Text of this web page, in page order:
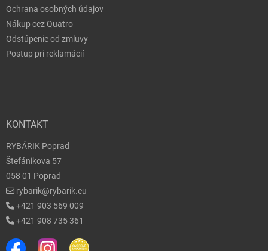
Ochrana osobných údajov
Nákup cez Quatro
Odstúpenie od zmluvy
Postup pri reklamácií
KONTAKT
RYBÁRIK Poprad
Štefánikova 57
058 01 Poprad
rybarik@rybarik.eu
+421 903 569 009
+421 908 735 361